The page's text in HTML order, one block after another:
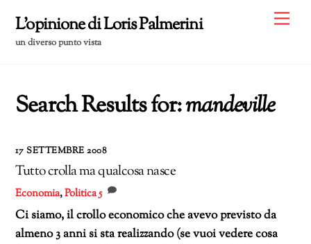
content
L'opinione di Loris Palmerini
un diverso punto vista
Search Results for:mandeville
17 SETTEMBRE 2008
Tutto crolla ma qualcosa nasce
Economia,Politica5
Ci siamo, il crollo economico che avevo previsto da
almeno 3 anni si sta realizzando (se vuoi vedere cosa